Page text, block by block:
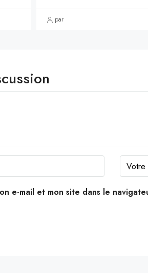
par
e-mail et mon site dans le